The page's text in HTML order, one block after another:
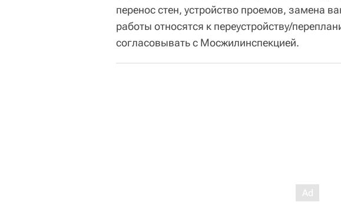
перенос стен, устройство проемов, замена
работы относятся к переустройству/
согласовывать с Мосжилинспекцией.